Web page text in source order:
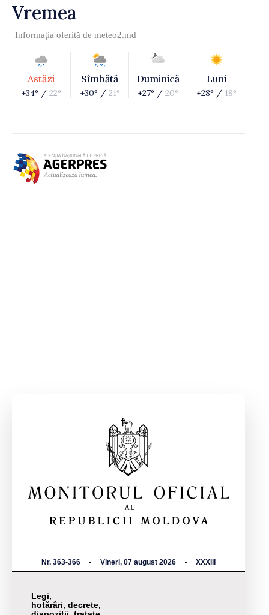
Vremea
Informația oferită de meteo2.md
Astăzi
+34° / 22°
Sîmbătă
+30° / 21°
Duminică
+27° / 20°
Luni
+28° / 18°
Nr. 363-366 Vineri, 07 august 2026 XXXIII
Legi,
hotărâri, decrete,